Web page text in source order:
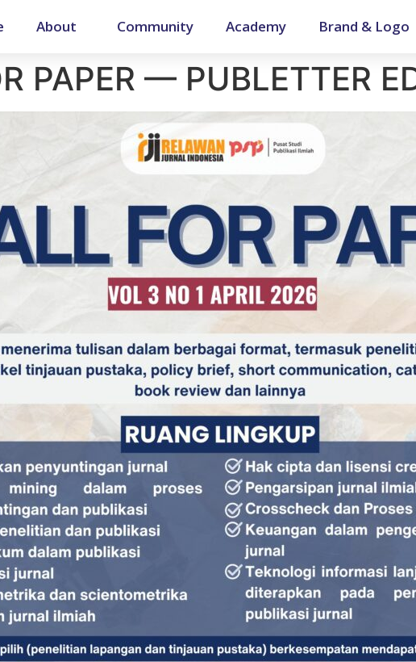
About Community Academy Brand & Logo
PAPER — PUBLETTER